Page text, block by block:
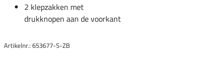
2 klepzakken met
drukknopen aan de voorkant
Artikelnr.: 653677-S-ZB